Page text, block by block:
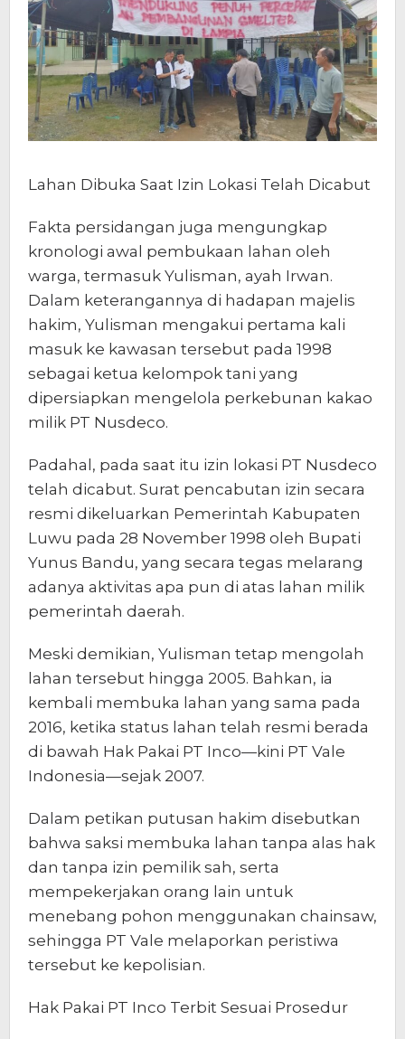
Lahan Dibuka Saat Izin Lokasi Telah Dicabut
Fakta persidangan juga mengungkap
kronologi awal pembukaan lahan oleh
warga, termasuk Yulisman, ayah Irwan.
Dalam keterangannya di hadapan majelis
hakim, Yulisman mengakui pertama kali
masuk ke kawasan tersebut pada 1998
sebagai ketua kelompok tani yang
dipersiapkan mengelola perkebunan kakao
milik PT Nusdeco.
Padahal, pada saat itu izin lokasi PT Nusdeco
telah dicabut. Surat pencabutan izin secara
resmi dikeluarkan Pemerintah Kabupaten
Luwu pada 28 November 1998 oleh Bupati
Yunus Bandu, yang secara tegas melarang
adanya aktivitas apa pun di atas lahan milik
pemerintah daerah.
Meski demikian, Yulisman tetap mengolah
lahan tersebut hingga 2005. Bahkan, ia
kembali membuka lahan yang sama pada
2016, ketika status lahan telah resmi berada
di bawah Hak Pakai PT Inco—kini PT Vale
Indonesia—sejak 2007.
Dalam petikan putusan hakim disebutkan
bahwa saksi membuka lahan tanpa alas hak
dan tanpa izin pemilik sah, serta
mempekerjakan orang lain untuk
menebang pohon menggunakan chainsaw,
sehingga PT Vale melaporkan peristiwa
tersebut ke kepolisian.
Hak Pakai PT Inco Terbit Sesuai Prosedur